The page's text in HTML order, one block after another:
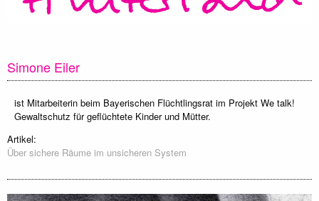
Simone Eiler
ist Mitarbeiterin beim Bayerischen Flüchtlingsrat im Projekt We talk!
Gewaltschutz für geflüchtete Kinder und Mütter.
Artikel:
Über sichere Räume im unsicheren System